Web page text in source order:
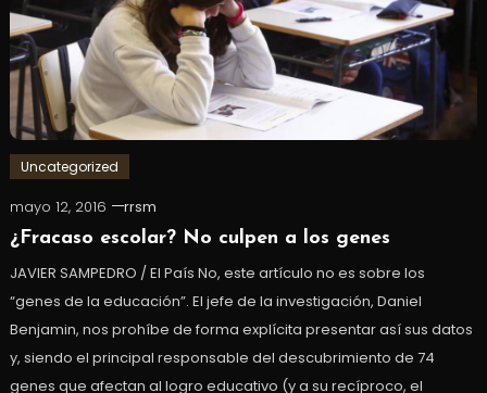
Uncategorized
mayo 12, 2016
rrsm
¿Fracaso escolar? No culpen a los genes
JAVIER SAMPEDRO / El País No, este artículo no es sobre los
“genes de la educación”. El jefe de la investigación, Daniel
Benjamin, nos prohíbe de forma explícita presentar así sus datos
y, siendo el principal responsable del descubrimiento de 74
genes que afectan al logro educativo (y a su recíproco, el